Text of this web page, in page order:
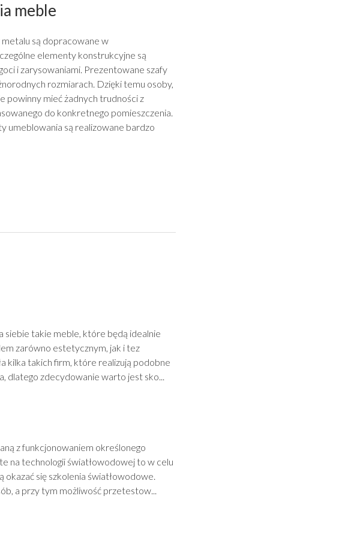
meble
są dopracowane w
elementy konstrukcyjne są
i zarysowaniami. Prezentowane szafy
rozmiarach. Dzięki temu osoby,
powinny mieć żadnych trudności z
do konkretnego pomieszczenia.
umeblowania są realizowane bardzo
siebie takie meble, które będą idealnie
zarówno estetycznym, jak i tez
kilka takich firm, które realizują podobne
dlatego zdecydowanie warto jest sko...
z funkcjonowaniem określonego
na technologii światłowodowej to w celu
okazać się szkolenia światłowodowe.
a przy tym możliwość przetestow...